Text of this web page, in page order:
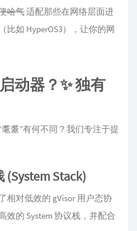
哈气适配那些在网络层面进
如 HyperOS3），让你的网
动器？✨ 独有
耋”有何不同？我们专注于提
(System Stack)
相对低效的 gVisor 用户态协
效的 System 协议栈，并配合